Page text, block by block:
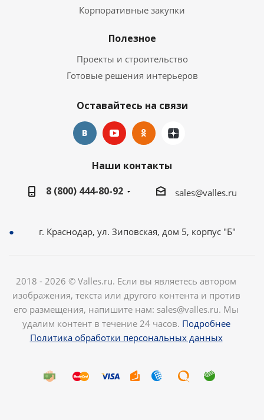
Корпоративные закупки
Полезное
Проекты и строительство
Готовые решения интерьеров
Оставайтесь на связи
Наши контакты
8 (800) 444-80-92
sales@valles.ru
г. Краснодар, ул. Зиповская, дом 5, корпус "Б"
2018 - 2026 © Valles.ru. Если вы являетесь автором
изображения, текста или другого контента и против
его размещения, напишите нам: sales@valles.ru. Мы
удалим контент в течение 24 часов. Подробнее
Политика обработки персональных данных